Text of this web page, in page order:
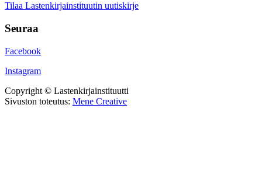
Tilaa Lastenkirjainstituutin uutiskirje
Seuraa
Facebook
Instagram
Copyright © Lastenkirjainstituutti
Sivuston toteutus: Mene Creative